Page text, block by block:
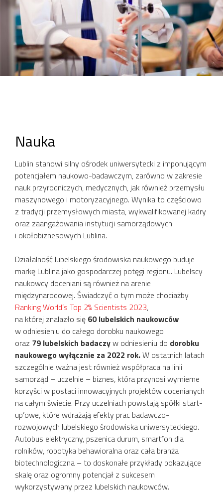
Nauka
Lublin stanowi silny ośrodek uniwersytecki z imponującym
potencjałem naukowo-badawczym, zarówno w zakresie
nauk przyrodniczych, medycznych, jak również przemysłu
maszynowego i motoryzacyjnego. Wynika to częściowo
z tradycji przemysłowych miasta, wykwalifikowanej kadry
oraz zaangażowania instytucji samorządowych
i okołobiznesowych Lublina.
Działalność lubelskiego środowiska naukowego buduje
markę Lublina jako gospodarczej potęgi regionu. Lubelscy
naukowcy doceniani są również na arenie
międzynarodowej. Świadczyć o tym może chociażby
Ranking World’s Top 2% Scientists 2023,
na której znalazło się 60 lubelskich naukowców
w odniesieniu do całego dorobku naukowego
oraz 79 lubelskich badaczyw odniesieniu do dorobku
naukowego wyłącznie za 2022 rok.W ostatnich latach
szczególnie ważna jest również współpraca na linii
samorząd – uczelnie – biznes, która przynosi wymierne
korzyści w postaci innowacyjnych projektów docenianych
na całym świecie. Przy uczelniach powstają spółki start-
up’owe, które wdrażają efekty prac badawczo-
rozwojowych lubelskiego środowiska uniwersyteckiego.
Autobus elektryczny, pszenica durum, smartfon dla
rolników, robotyka behawioralna oraz cała branża
biotechnologiczna – to doskonałe przykłady pokazujące
skalę oraz ogromny potencjał z sukcesem
wykorzystywany przez lubelskich naukowców.